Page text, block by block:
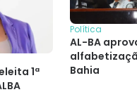
1ª
Política
AL-BA
Bahia